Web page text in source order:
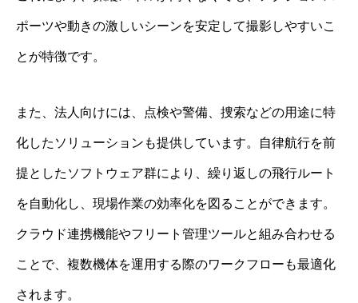
ポーツや動きの激しいシーンを安定して撮影しやすいこ
とが特徴です。
また、法人向けには、点検や警備、捜索などの用途に特
化したソリューションも提供しています。自律航行を前
提としたソフトウェア群により、繰り返しの飛行ルート
を自動化し、現場作業の効率化を図ることができます。
クラウド連携機能やフリート管理ツールと組み合わせる
ことで、複数機体を運用する際のワークフローも最適化
されます。